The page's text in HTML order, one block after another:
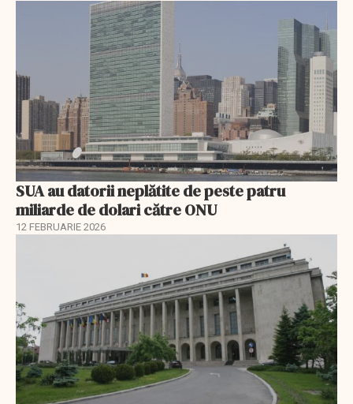
SUA au datorii neplătite de peste patru
miliarde de dolari către ONU
12 FEBRUARIE 2026